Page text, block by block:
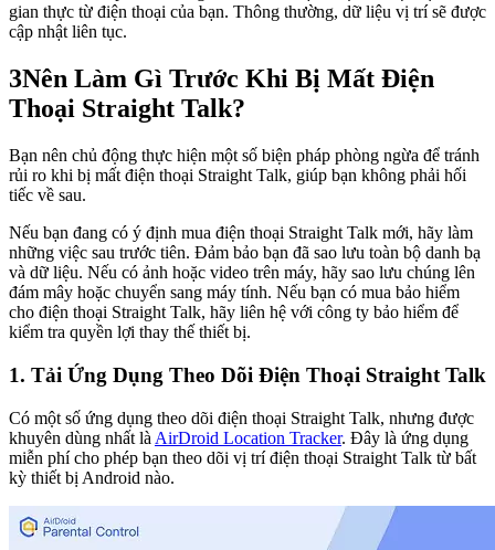
gian thực từ điện thoại của bạn. Thông thường, dữ liệu vị trí sẽ được
cập nhật liên tục.
3Nên Làm Gì Trước Khi Bị Mất Điện
Thoại Straight Talk?
Bạn nên chủ động thực hiện một số biện pháp phòng ngừa để tránh
rủi ro khi bị mất điện thoại Straight Talk, giúp bạn không phải hối
tiếc về sau.
Nếu bạn đang có ý định mua điện thoại Straight Talk mới, hãy làm
những việc sau trước tiên. Đảm bảo bạn đã sao lưu toàn bộ danh bạ
và dữ liệu. Nếu có ảnh hoặc video trên máy, hãy sao lưu chúng lên
đám mây hoặc chuyển sang máy tính. Nếu bạn có mua bảo hiểm
cho điện thoại Straight Talk, hãy liên hệ với công ty bảo hiểm để
kiểm tra quyền lợi thay thế thiết bị.
1. Tải Ứng Dụng Theo Dõi Điện Thoại Straight Talk
Có một số ứng dụng theo dõi điện thoại Straight Talk, nhưng được
khuyên dùng nhất là AirDroid Location Tracker. Đây là ứng dụng
miễn phí cho phép bạn theo dõi vị trí điện thoại Straight Talk từ bất
kỳ thiết bị Android nào.